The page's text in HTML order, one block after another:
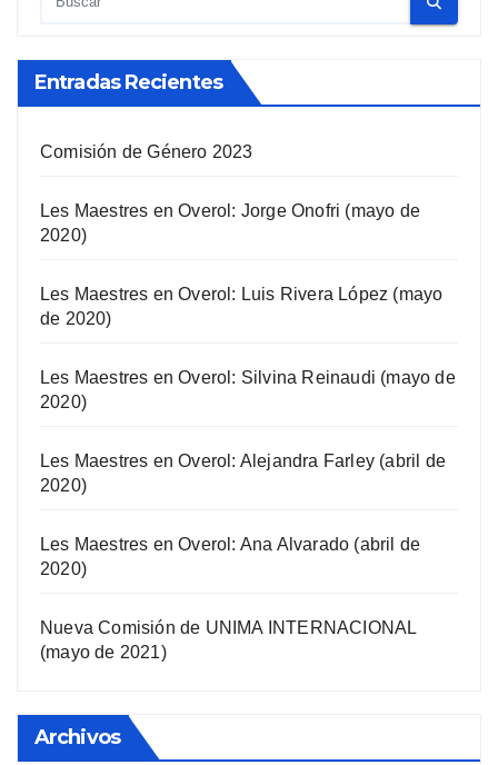
Entradas Recientes
Comisión de Género 2023
Les Maestres en Overol: Jorge Onofri (mayo de
2020)
Les Maestres en Overol: Luis Rivera López (mayo
de 2020)
Les Maestres en Overol: Silvina Reinaudi (mayo de
2020)
Les Maestres en Overol: Alejandra Farley (abril de
2020)
Les Maestres en Overol: Ana Alvarado (abril de
2020)
Nueva Comisión de UNIMA INTERNACIONAL
(mayo de 2021)
Archivos